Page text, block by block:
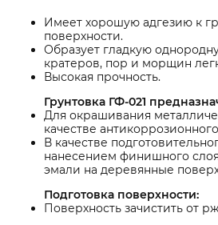
Имеет хорошую адгезию к
поверхности.
Образует гладкую
кратеров, пор и морщин
Высокая прочность.
Грунтовка ГФ-021
Для окрашивания
качестве
В качестве
нанесением финишного
эмали на деревянные
Подготовка поверхности:
Поверхность зачистить от